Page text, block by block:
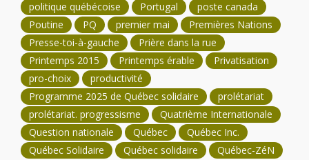
politique québécoise
Portugal
poste canada
Poutine
PQ premier mai
Premières Nations
Presse-toi-à-gauche
Prière dans la rue
Printemps 2015
Printemps érable
Privatisation
pro-choix
productivité
Programme 2025 de Québec solidaire
prolétariat
prolétariat. progressisme
Quatrième Internationale
Question nationale
Québec
Québec Inc.
Québec Solidaire
Québec solidaire
Québec-ZéN